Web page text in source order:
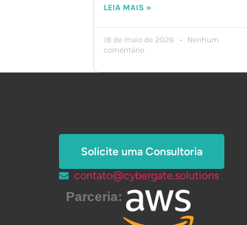
LEIA MAIS »
18 de maio de 2026
Nenhum
comentário
Solicite uma Consultoria
contato@cybergate.solutions
Parceria: